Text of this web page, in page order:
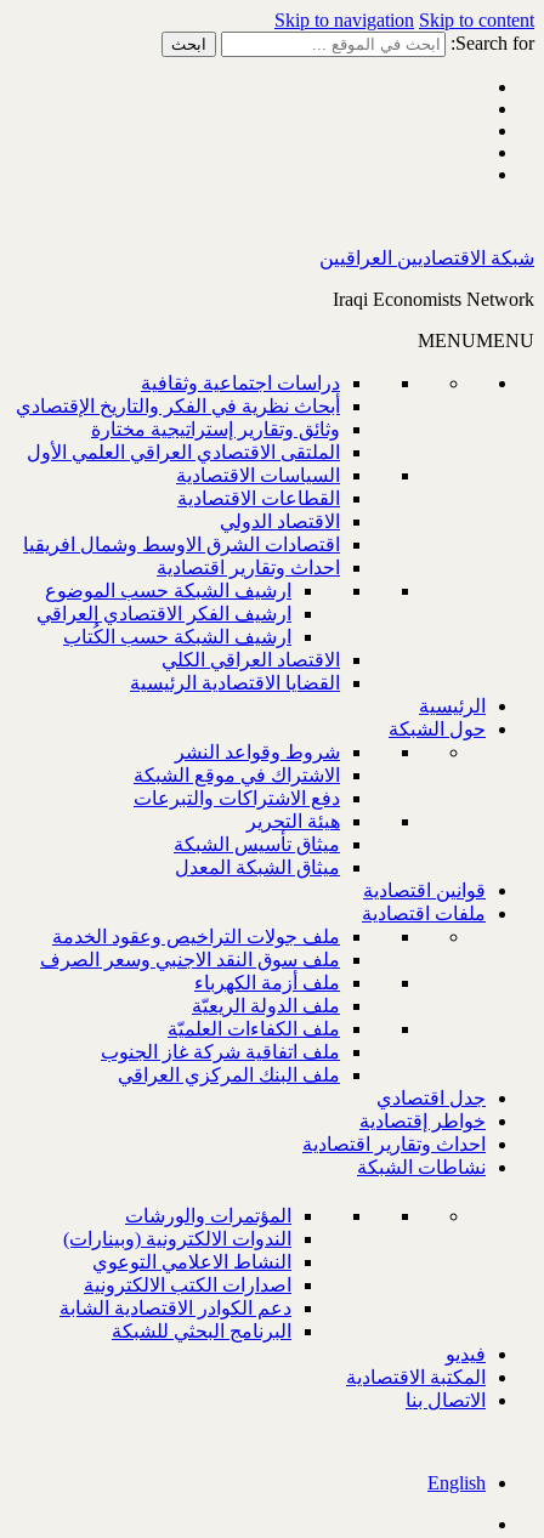
Skip to navigation Skip to content
Search for:
شبكة الاقتصاديين العراقيين
Iraqi Economists Network
MENUMENU
دراسات اجتماعية وثقافية
أبحاث نظرية في الفكر والتاريخ الإقتصادي
وثائق وتقارير إستراتيجية مختارة
الملتقى الاقتصادي العراقي العلمي الأول
السياسات الاقتصادية
القطاعات الاقتصادية
الاقتصاد الدولي
اقتصادات الشرق الاوسط وشمال افريقيا
احداث وتقارير اقتصادية
ارشيف الشبكة حسب الموضوع
ارشيف الفكر الاقتصادي العراقي
ارشيف الشبكة حسب الكُتاب
الاقتصاد العراقي الكلي
القضايا الاقتصادية الرئيسية
الرئيسية
حول الشبكة
شروط وقواعد النشر
الاشتراك في موقع الشبكة
دفع الاشتراكات والتبرعات
هيئة التحرير
ميثاق تأسيس الشبكة
ميثاق الشبكة المعدل
قوانين اقتصادية
ملفات اقتصادية
ملف جولات التراخيص وعقود الخدمة
ملف سوق النقد الاجنبي وسعر الصرف
ملف أزمة الكهرباء
ملف الدولة الريعيّة
ملف الكفاءات العلميّة
ملف اتفاقية شركة غاز الجنوب
ملف البنك المركزي العراقي
جدل اقتصادي
خواطر إقتصادية
احداث وتقارير اقتصادية
نشاطات الشبكة
المؤتمرات والورشات
الندوات الالكترونية (وبينارات)
النشاط الاعلامي التوعوي
اصدارات الكتب الالكترونية
دعم الكوادر الاقتصادية الشابة
البرنامج البحثي للشبكة
فيديو
المكتبة الاقتصادية
الاتصال بنا
English